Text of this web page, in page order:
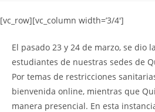
entrada:
entrada:
[vc_row][vc_column width=’3/4′]
El pasado 23 y 24 de marzo, se dio
estudiantes de nuestras sedes de
Por temas de restricciones
bienvenida online, mientras que
manera presencial. En esta